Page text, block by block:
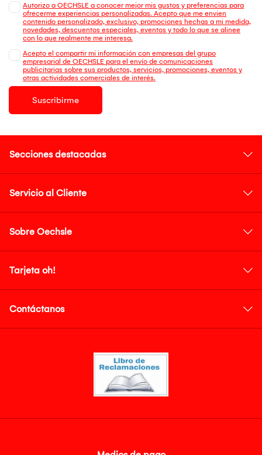
Autorizo a OECHSLE a conocer mejor mis gustos y preferencias para
ofrecerme experiencias personalizadas. Acepto que me envien
contenido personalizado, exclusivo, promociones hechas a mi medida,
novedades, descuentos especiales, eventos y todo lo que se alinee
con lo que realmente me interesa.
Acepto el compartir mi información con empresas del grupo
empresarial de OECHSLE para el envío de comunicaciones
publicitarias sobre sus productos, servicios, promociones, eventos y
otras actividades comerciales de interés.
Suscribirme
Secciones destacadas
Servicio al Cliente
Sobre Oechsle
Tarjeta oh!
Contáctanos